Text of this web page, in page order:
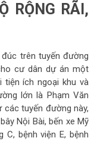
RỘNG RÃI,
trên tuyến đường
cư dân dự án một
tiện ích ngoại khu và
lớn là Phạm Văn
các tuyến đường này,
Nội Bài, bến xe Mỹ
C, bệnh viện E, bệnh